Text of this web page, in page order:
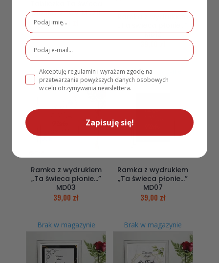
płonie… z PCV MD29
39,00
MD12
Brak w magazynie
Ramka z wydrukiem
„Ta świeca płonie…”
MD03
39,00 zł
Brak w magazynie
Ramka z wydrukiem
„Ta świeca płonie…”
MD07
39,00 zł
Brak w magazynie Brak w magazynie
Akceptuję regulamin i wyrażam zgodę na
przetwarzanie powyższych danych osobowych
w celu otrzymywania newslettera.
Zapisuję się!